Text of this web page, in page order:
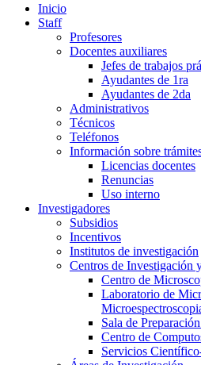
Inicio
Staff
Profesores
Docentes auxiliares
Jefes de trabajos
Ayudantes de 1ra
Ayudantes de 2da
Administrativos
Técnicos
Teléfonos
Información sobre
Licencias docentes
Renuncias
Uso interno
Investigadores
Subsidios
Incentivos
Institutos de investigación
Centros de Investigación
Centro de
Laboratorio de
Sala de
Centro de
Servicios